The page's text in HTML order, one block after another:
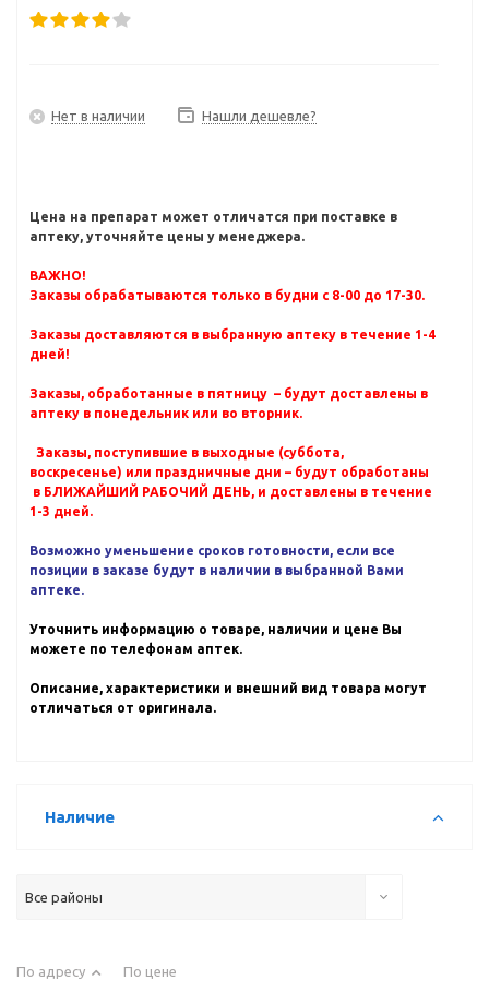
Нет в наличии Нашли дешевле?
Цена на препарат может отличатся при поставке в
аптеку, уточняйте цены у менеджера.
ВАЖНО!
Заказы обрабатываются только в будни с 8-00 до 17-30.
Заказы доставляются в выбранную аптеку в течение 1-4
дней!
Заказы, обработанные в пятницу – будут доставлены в
аптеку в понедельник или во вторник.
Заказы, поступившие в выходные (суббота,
воскресенье) или праздничные дни – будут обработаны
в БЛИЖАЙШИЙ РАБОЧИЙ ДЕНЬ, и доставлены в течение
1-3 дней.
Возможно уменьшение сроков готовности, если все
позиции в заказе будут в наличии в выбранной Вами
аптеке.
Уточнить информацию о товаре, наличии и цене Вы
можете по телефонам аптек.
Описание, характеристики и внешний вид товара могут
отличаться от оригинала.
Наличие
Все районы
По адресу По цене